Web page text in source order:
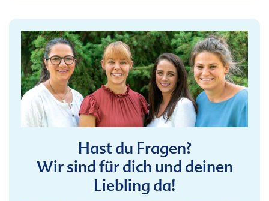
Hast du Fragen?
Wir sind für dich und deinen
Liebling da!